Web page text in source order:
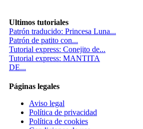
Ultimos tutoriales
Patrón traducido: Princesa Luna...
Patrón de patito con...
Tutorial express: Conejito de...
Tutorial express: MANTITA
DE...
Páginas legales
Aviso legal
Política de privacidad
Política de cookies